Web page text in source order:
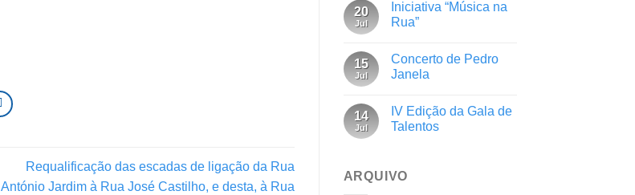
Requalificação das escadas de ligação da Rua
António Jardim à Rua José Castilho, e desta, à Rua
20
Jul
Iniciativa “Música na
Rua”
15
Jul
Concerto de Pedro
Janela
14
Jul
IV Edição da Gala de
Talentos
ARQUIVO